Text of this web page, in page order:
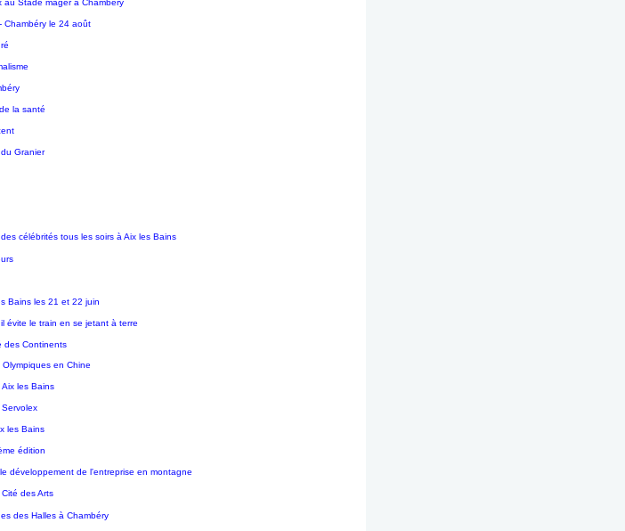
au Stade mager à Chambéry
Chambéry le 24 août
la santé
Granier
célébrités tous les soirs à Aix les Bains
Bains les 21 et 22 juin
évite le train en se jetant à terre
des Continents
en Chine
les Bains
les Bains
édition
développement de l'entreprise en montagne
des Arts
des Halles à Chambéry